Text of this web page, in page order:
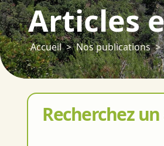
Articles
Accueil Nos publications
Recherchez